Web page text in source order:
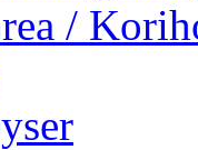
/